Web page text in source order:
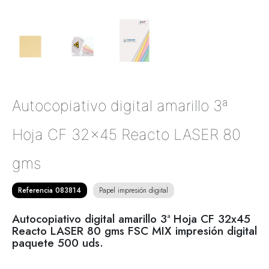
Autocopiativo digital amarillo 3ª
Hoja CF 32x45 Reacto LASER 80
gms
Referencia 083814 Papel impresión digital
Autocopiativo digital amarillo 3ª Hoja CF 32x45
Reacto LASER 80 gms FSC MIX impresión digital
paquete 500 uds.